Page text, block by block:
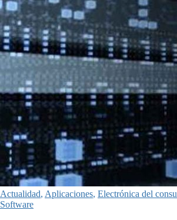
Actualidad, Aplicaciones, Electrónica del
Software